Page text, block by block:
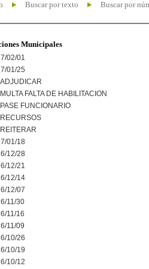
Buscar por texto Buscar por
Municipales
02/01
01/25
ADJUDICAR
MULTA FALTA DE HABILITACION
PASE FUNCIONARIO
RECURSOS
REITERAR
01/18
12/28
12/21
12/14
12/07
11/30
11/16
11/09
10/26
10/19
10/12